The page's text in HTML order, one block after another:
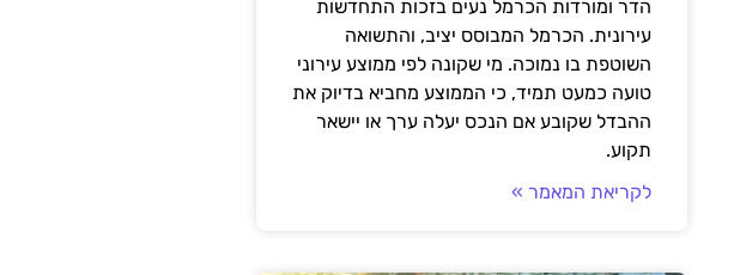
הדר ומורדות הכרמל נעים בזכות התחדשות
עירונית. הכרמל המבוסס יציב, והתשואה
השוטפת בו נמוכה. מי שקונה לפי ממוצע עירוני
טועה כמעט תמיד, כי הממוצע מחביא בדיוק את
ההבדל שקובע אם הנכס יעלה ערך או יישאר
תקוע.
לקריאת המאמר »